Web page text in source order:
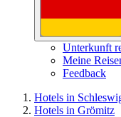
Unterkunft
Meine
Feedback
Hotels in
Hotels in Grömitz